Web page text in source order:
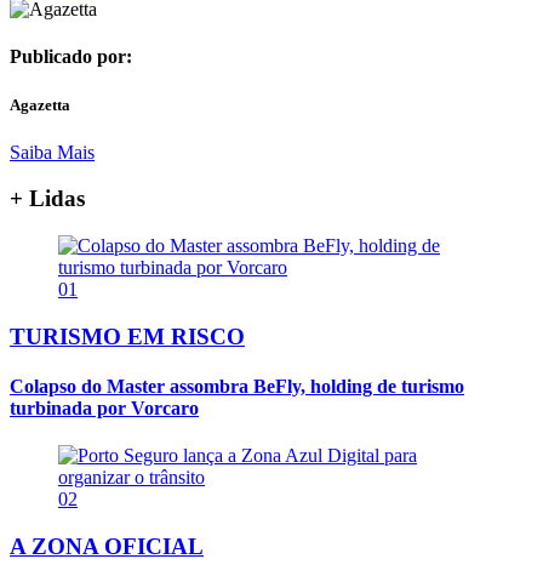
Publicado por:
Agazetta
Saiba Mais
+ Lidas
01
TURISMO EM RISCO
Colapso do Master assombra BeFly, holding de turismo
turbinada por Vorcaro
02
A ZONA OFICIAL